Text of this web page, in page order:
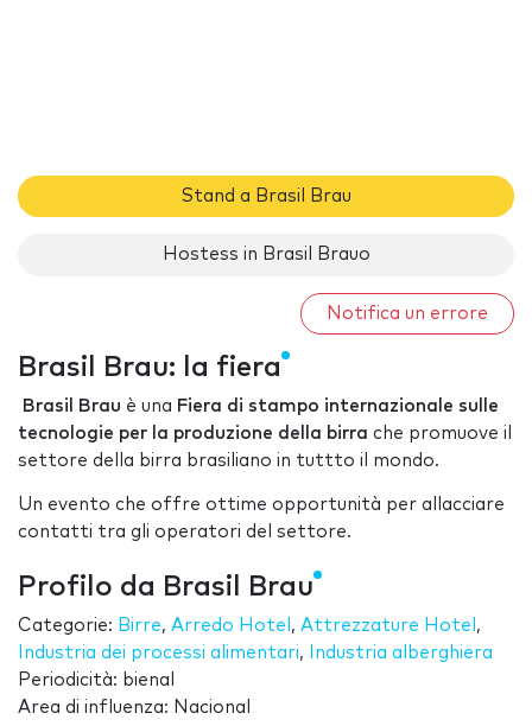
Stand a Brasil Brau
Hostess in Brasil Brauo
Notifica un errore
Brasil Brau: la fiera
Brasil Brau è una Fiera di stampo internazionale sulle
tecnologie per la produzione della birra che promuove il
settore della birra brasiliano in tuttto il mondo.
Un evento che offre ottime opportunità per allacciare
contatti tra gli operatori del settore.
Profilo da Brasil Brau
Categorie: Birre, Arredo Hotel , Attrezzature Hotel ,
Industria dei processi alimentari,
Industria alberghiera
Periodicità: bienal
Area di influenza: Nacional